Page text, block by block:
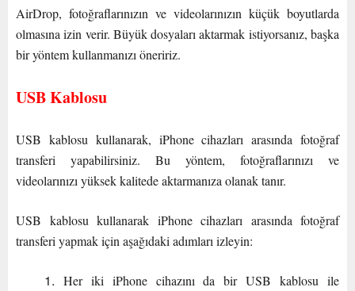
AirDrop, fotoğraflarınızın ve videolarınızın küçük boyutlarda
olmasına izin verir. Büyük dosyaları aktarmak istiyorsanız, başka
bir yöntem kullanmanızı öneririz.
USB Kablosu
USB kablosu kullanarak, iPhone cihazları arasında fotoğraf
transferi yapabilirsiniz. Bu yöntem, fotoğraflarınızı ve
videolarınızı yüksek kalitede aktarmanıza olanak tanır.
USB kablosu kullanarak iPhone cihazları arasında fotoğraf
transferi yapmak için aşağıdaki adımları izleyin:
Her iki iPhone cihazını da bir USB kablosu ile